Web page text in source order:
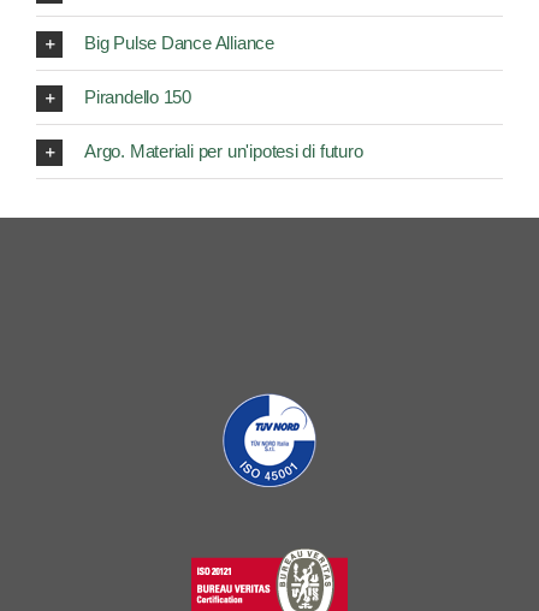
Big Pulse Dance Alliance
Pirandello 150
Argo. Materiali per un'ipotesi di futuro